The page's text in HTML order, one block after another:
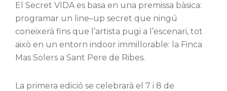
El Secret VIDA es basa en una premissa bàsica:
programar un line–up secret que ningú
coneixerà fins que l’artista pugi a l’escenari, tot
això en un entorn indoor immillorable: la Finca
Mas Solers a Sant Pere de Ribes.
La primera edició se celebrarà el 7 i 8 de